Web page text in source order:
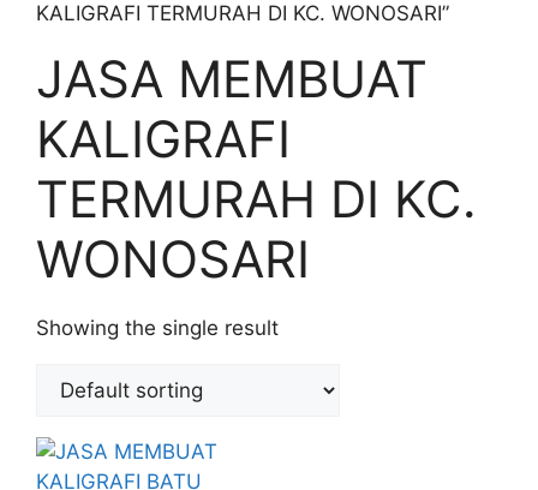
KALIGRAFI TERMURAH DI KC. WONOSARI”
JASA MEMBUAT
KALIGRAFI
TERMURAH DI KC.
WONOSARI
Showing the single result